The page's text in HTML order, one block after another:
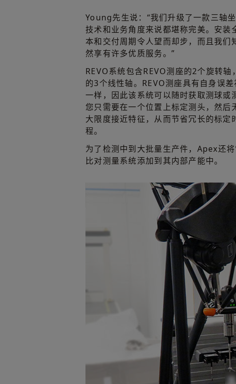
Young先生说：“我们升级了一款三轴
技术和业务角度来说都堪称完美。安装
本和交付周期令人望而却步，而且我们
然享有许多优质服务。”
REVO系统包含REVO测座的2个旋转
的3个线性轴。REVO测座具有自身误
一样，因此该系统可以随时获取测球或
您只需要在一个位置上标定测头，然后
大限度接近特征，从而节省冗长的标定
程。
为了检测中到大批量生产件，Apex还
比对测量系统添加到其内部产能中。